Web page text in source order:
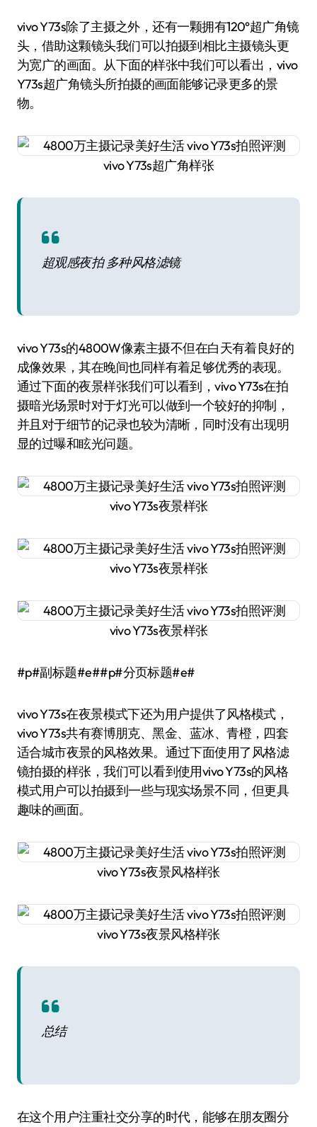
vivo Y73s除了主摄之外，还有一颗拥有120°超广角镜
头，借助这颗镜头我们可以拍摄到相比主摄镜头更
为宽广的画面。从下面的样张中我们可以看出，vivo
Y73s超广角镜头所拍摄的画面能够记录更多的景
物。
vivo Y73s超广角样张
超观感夜拍 多种风格滤镜
vivo Y73s的4800W像素主摄不但在白天有着良好的
成像效果，其在晚间也同样有着足够优秀的表现。
通过下面的夜景样张我们可以看到，vivo Y73s在拍
摄暗光场景时对于灯光可以做到一个较好的抑制，
并且对于细节的记录也较为清晰，同时没有出现明
显的过曝和眩光问题。
vivo Y73s夜景样张
vivo Y73s夜景样张
vivo Y73s夜景样张
#p#副标题#e##p#分页标题#e#
vivo Y73s在夜景模式下还为用户提供了风格模式，
vivo Y73s共有赛博朋克、黑金、蓝冰、青橙，四套
适合城市夜景的风格效果。通过下面使用了风格滤
镜拍摄的样张，我们可以看到使用vivo Y73s的风格
模式用户可以拍摄到一些与现实场景不同，但更具
趣味的画面。
vivo Y73s夜景风格样张
vivo Y73s夜景风格样张
总结
在这个用户注重社交分享的时代，能够在朋友圈分